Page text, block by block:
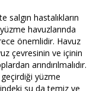
salgın hastalıkların
havuzlarında
önemlidir. Havuz
çevresinin ve içinin
arındırılmalıdır.
yüzme
su da temiz ve